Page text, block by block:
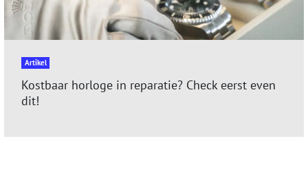
Artikel
Kostbaar horloge in reparatie? Check eerst even
dit!